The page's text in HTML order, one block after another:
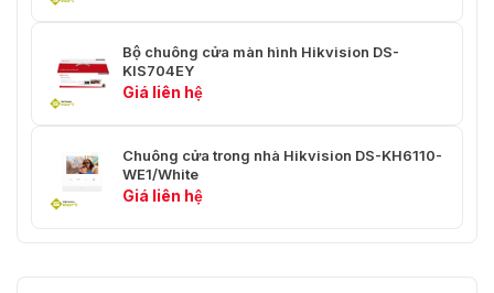
đun phụ Hikvision, RS485 dự
300 mA, 30 ohm tối đa)
Nút thoát
Bộ chuông cửa màn hình Hikvision DS-
KIS704EY
Giá liên hệ
Chuông cửa trong nhà Hikvision DS-KH6110-
WE1/White
Giá liên hệ